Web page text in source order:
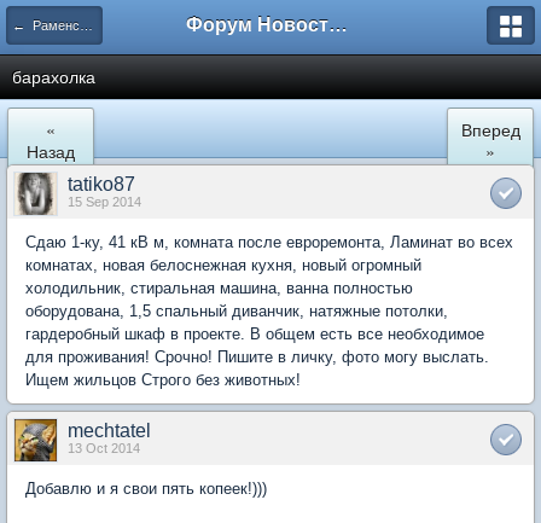
← Раменское Форум Новостройки
барахолка
«
Назад
Вперед
»
tatiko87
15 Sep 2014
Сдаю 1-ку, 41 кВ м, комната после евроремонта, Ламинат во всех
комнатах, новая белоснежная кухня, новый огромный
холодильник, стиральная машина, ванна полностью
оборудована, 1,5 спальный диванчик, натяжные потолки,
гардеробный шкаф в проекте. В общем есть все необходимое
для проживания! Срочно! Пишите в личку, фото могу выслать.
Ищем жильцов Строго без животных!
mechtatel
13 Oct 2014
Добавлю и я свои пять копеек!)))